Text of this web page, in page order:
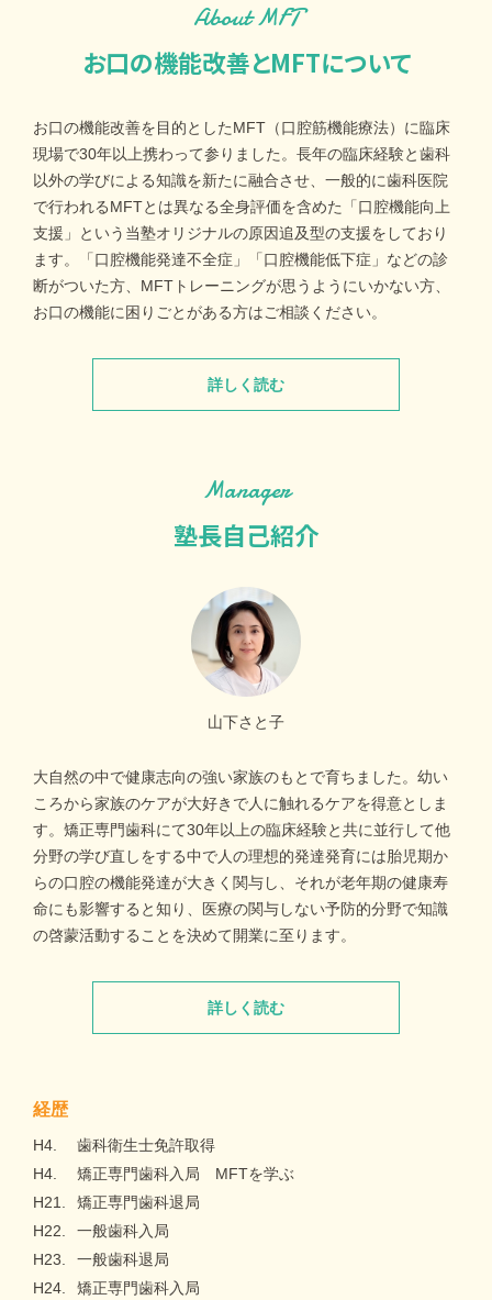
About MFT
お口の機能改善とMFTについて
お口の機能改善を目的としたMFT（口腔筋機能療法）に臨床
現場で30年以上携わって参りました。長年の臨床経験と歯科
以外の学びによる知識を新たに融合させ、一般的に歯科医院
で行われるMFTとは異なる全身評価を含めた「口腔機能向上
支援」という当塾オリジナルの原因追及型の支援をしており
ます。「口腔機能発達不全症」「口腔機能低下症」などの診
断がついた方、MFTトレーニングが思うようにいかない方、
お口の機能に困りごとがある方はご相談ください。
詳しく読む
Manager
塾長自己紹介
山下さと子
大自然の中で健康志向の強い家族のもとで育ちました。幼い
ころから家族のケアが大好きで人に触れるケアを得意としま
す。矯正専門歯科にて30年以上の臨床経験と共に並行して他
分野の学び直しをする中で人の理想的発達発育には胎児期か
らの口腔の機能発達が大きく関与し、それが老年期の健康寿
命にも影響すると知り、医療の関与しない予防的分野で知識
の啓蒙活動することを決めて開業に至ります。
詳しく読む
経歴
H4.
歯科衛生士免許取得
H4.
矯正専門歯科入局 MFTを学ぶ
H21.
矯正専門歯科退局
H22.
一般歯科入局
H23.
一般歯科退局
H24.
矯正専門歯科入局